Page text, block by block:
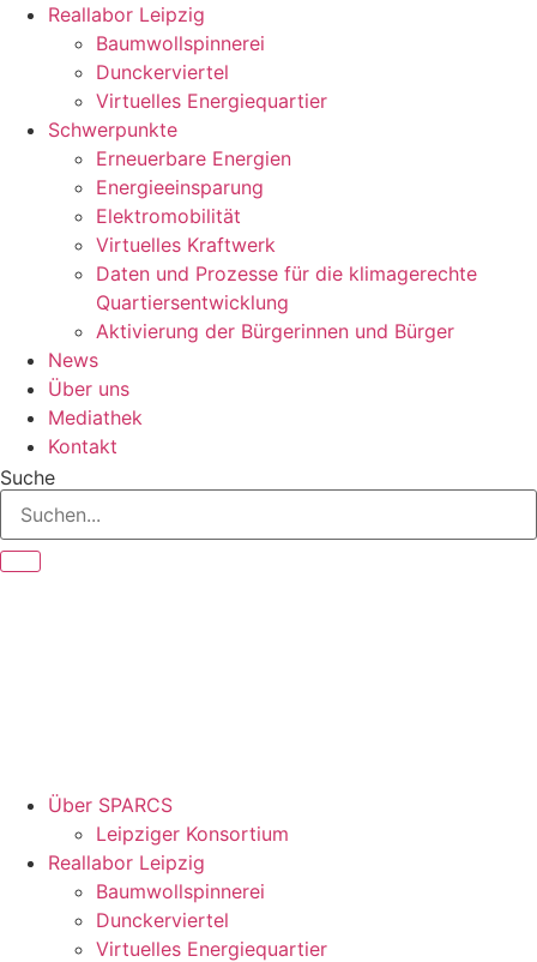
Reallabor Leipzig
Baumwollspinnerei
Dunckerviertel
Virtuelles Energiequartier
Schwerpunkte
Erneuerbare Energien
Energieeinsparung
Elektromobilität
Virtuelles Kraftwerk
Daten und Prozesse für die klimagerechte
Quartiersentwicklung
Aktivierung der Bürgerinnen und Bürger
News
Über uns
Mediathek
Kontakt
Suche
Über SPARCS
Leipziger Konsortium
Reallabor Leipzig
Baumwollspinnerei
Dunckerviertel
Virtuelles Energiequartier